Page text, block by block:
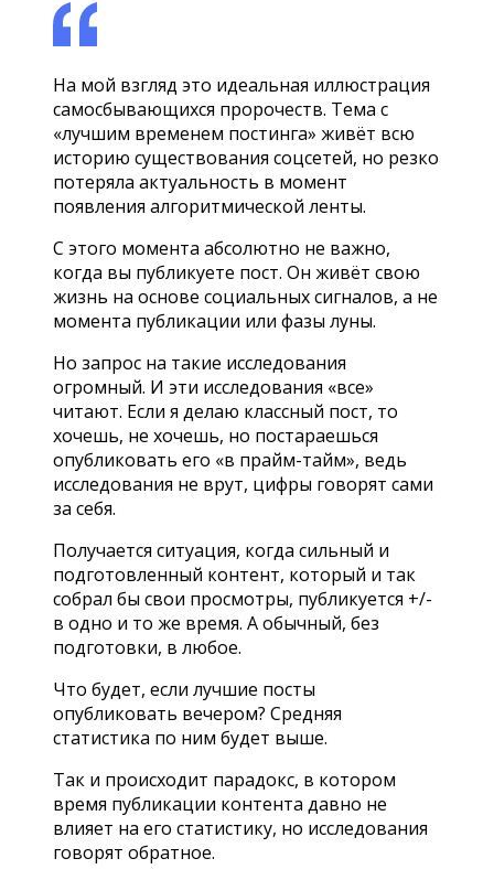
На мой взгляд это идеальная иллюстрация
самосбывающихся пророчеств. Тема с
«лучшим временем постинга» живёт всю
историю существования соцсетей, но резко
потеряла актуальность в момент
появления алгоритмической ленты.
С этого момента абсолютно не важно,
когда вы публикуете пост. Он живёт свою
жизнь на основе социальных сигналов, а не
момента публикации или фазы луны.
Но запрос на такие исследования
огромный. И эти исследования «все»
читают. Если я делаю классный пост, то
хочешь, не хочешь, но постараешься
опубликовать его «в прайм-тайм», ведь
исследования не врут, цифры говорят сами
за себя.
Получается ситуация, когда сильный и
подготовленный контент, который и так
собрал бы свои просмотры, публикуется +/-
в одно и то же время. А обычный, без
подготовки, в любое.
Что будет, если лучшие посты
опубликовать вечером? Средняя
статистика по ним будет выше.
Так и происходит парадокс, в котором
время публикации контента давно не
влияет на его статистику, но исследования
говорят обратное.